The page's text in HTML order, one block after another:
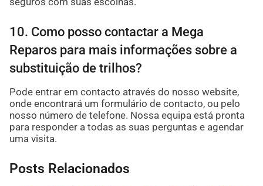
10. Como posso contactar a Mega
Reparos para mais informações sobre a
substituição de trilhos?
Pode entrar em contacto através do nosso website,
onde encontrará um formulário de contacto, ou pelo
nosso número de telefone. Nossa equipa está pronta
para responder a todas as suas perguntas e agendar
uma visita.
Posts Relacionados